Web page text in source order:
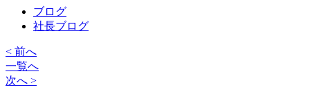
ブログ
社長ブログ
< 前へ
一覧へ
次へ >